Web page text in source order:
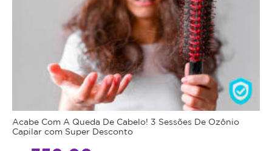
Acabe Com A Queda De Cabelo! 3 Sessões De Ozônio
Capilar com Super Desconto